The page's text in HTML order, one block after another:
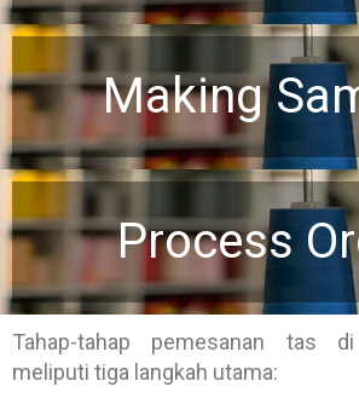
Making
Process
Tahap-tahap pemesanan tas di
meliputi tiga langkah utama: